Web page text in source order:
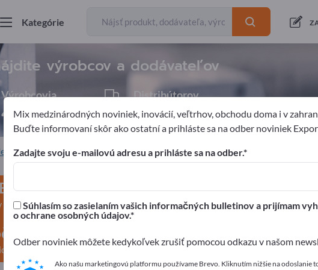
Kategórie
výrobcov a dodávateľov
Výrobcovia
4
Distribútorov
1
Exportéri5
súčiastky Kontaktný materiál Zlato
Obchodné kontakty >> začnite tu
a svoje produkty na Exportpages.
zverejniť tu
Mix medzinárodných noviniek, inovácií, veľtrhov, obchodu doma i v
Buďte informovaní skôr ako ostatní a prihláste sa na odber noviniek
Zadajte svoju e-mailovú adresu a prihláste sa na odber.
Súhlasím so zasielaním vašich informačných bulletinov a prijímam
o ochrane osobných údajov.
Odber noviniek môžete kedykoľvek zrušiť pomocou odkazu v našom
Ako našu marketingovú platformu používame Brevo. Kliknutím nižšie na odoslanie